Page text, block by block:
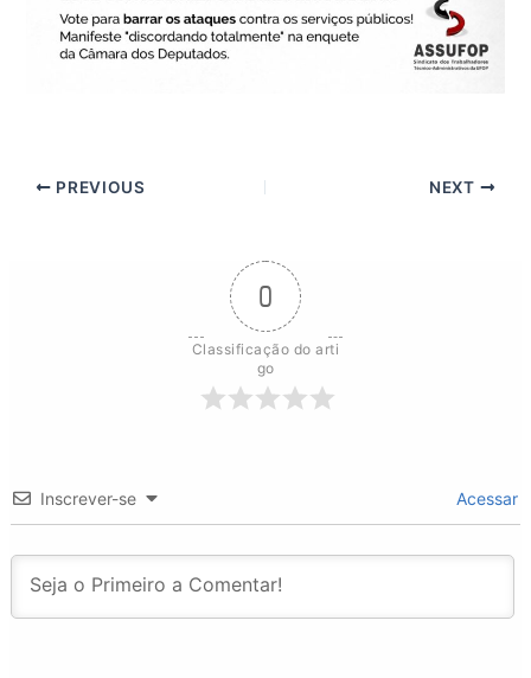
PREVIOUS NEXT
0
Classificação do arti
go
Inscrever-se Acessar